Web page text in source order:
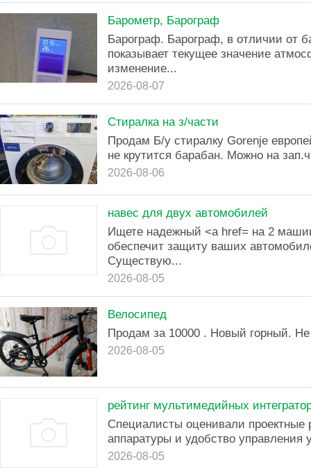
Барометр, Барограф
Бapогрaф. Барограф, в отличии от
показывает текущее значение
изменение...
2026-08-07
Стиралка на з/части
Продам Б/у стиралку Gorenje
не крутится барабан. Можно на
2026-08-06
навес для двух автомобилей
Ищете надежный <a href= на 2
обеспечит защиту ваших
Существую...
2026-08-05
Велосипед
Продам за 10000 . Новый горный.
2026-08-05
рейтинг мультимедийных
Специалисты оценивали проектные
аппаратуры и удобство
2026-08-05